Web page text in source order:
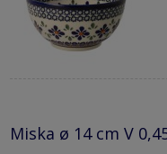
Miska ø 14 cm V